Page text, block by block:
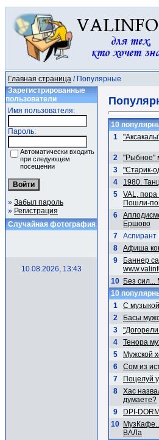
Главная страница / Популярные
Зарегистрированные
пользователи
Имя пользователя:
Пароль:
Автоматически входить
при следующем
посещении
» Забыл пароль
» Регистрация
Случайная фотография
10.08.2026, 13:43
10
1
2
"Рыбное"
3
"Старик-
4
1980.
5
VAL,
Пошли-
6
Ершово
7
Аспирант
8
Афиша
9
Баннер
10 Без сил...
10
1
С
2
Басы
3
4
Тенора
5
Мужской
6
Сом из
7
Поцелуй
8
Хас
думаете?
9
DPI-
10
ВАЛа